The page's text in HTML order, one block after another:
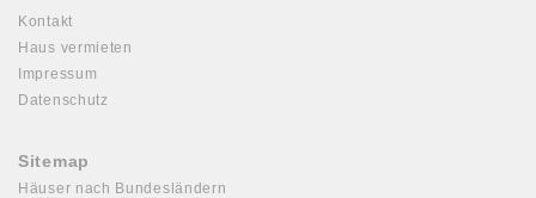
Kontakt
Haus vermieten
Impressum
Datenschutz
Sitemap
Häuser nach Bundesländern